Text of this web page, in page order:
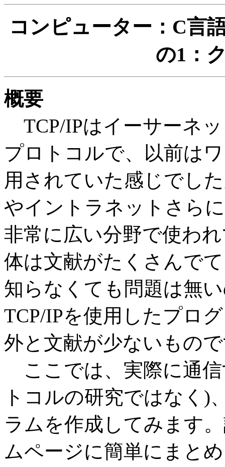
コンピューター：C言
の1：
概要
TCP/IPはイーサーネ
プロトコルで、以前は
用されていた感じでし
やイントラネットさら
非常に広い分野で使わ
体は文献がたくさんで
知らなくても問題は無
TCP/IPを使用したプロ
外と文献が少ないもの
ここでは、実際に通
トコルの研究ではなく)
ラムを作成してみます
ムページに簡単にまと